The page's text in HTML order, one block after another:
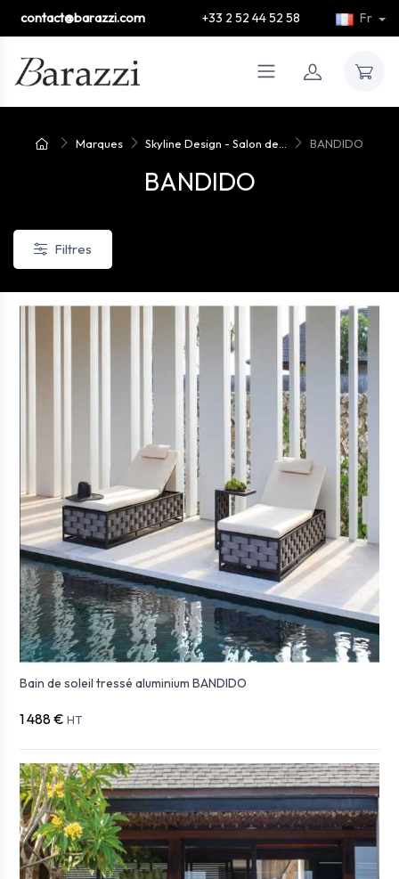
contact@barazzi.com +33 2 52 44 52 58 Fr
Marques Skyline Design - Salon de... BANDIDO
BANDIDO
Filtres
Bain de soleil tressé aluminium BANDIDO
1 488 € HT